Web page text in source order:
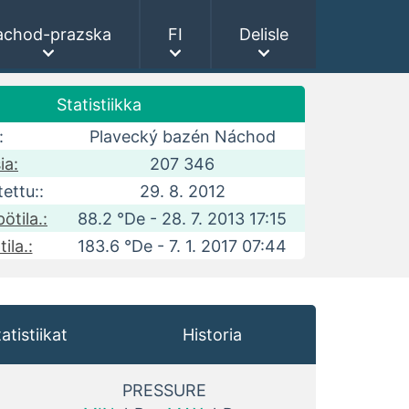
prazska FI Delisle
Statistiikka
Plavecký bazén Náchod
207 346
29. 8. 2012
88.2 °De - 28. 7. 2013 17:15
183.6 °De - 7. 1. 2017 07:44
Historia
PRESSURE